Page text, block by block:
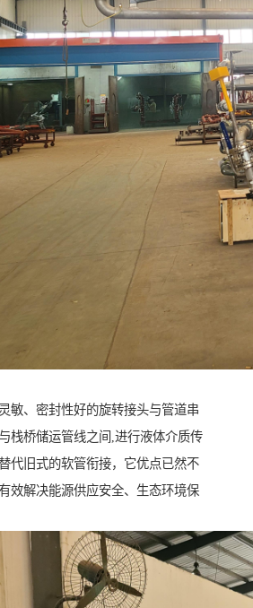
敏、密封性好的旋转接头与管道串
栈桥储运管线之间,进行液体介质传
代旧式的软管衔接，它优点已然不
效解决能源供应安全、生态环境保